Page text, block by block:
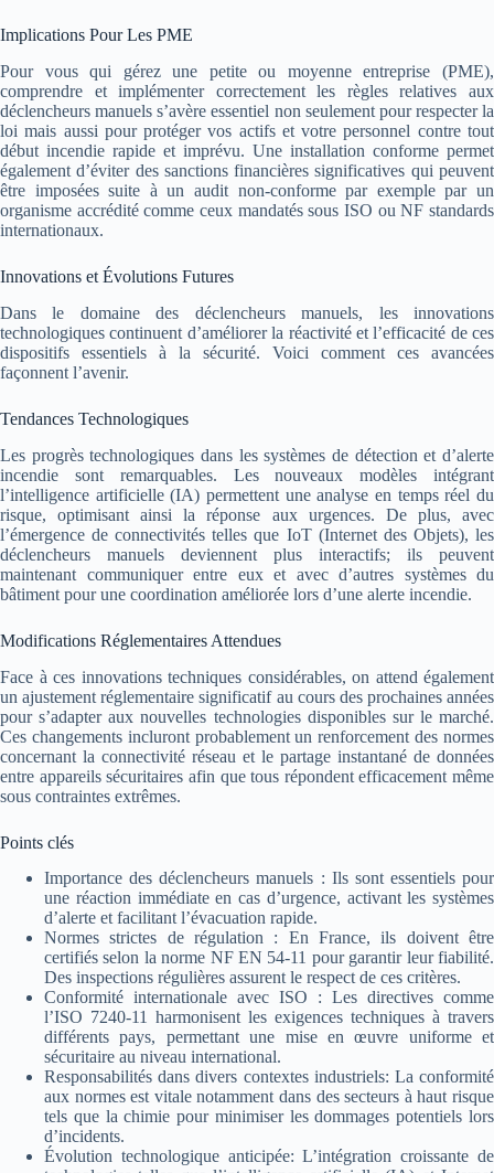
Implications Pour Les PME
Pour vous qui gérez une petite ou moyenne entreprise (PME),
comprendre et implémenter correctement les règles relatives aux
déclencheurs manuels s’avère essentiel non seulement pour respecter la
loi mais aussi pour protéger vos actifs et votre personnel contre tout
début incendie rapide et imprévu. Une installation conforme permet
également d’éviter des sanctions financières significatives qui peuvent
être imposées suite à un audit non-conforme par exemple par un
organisme accrédité comme ceux mandatés sous ISO ou NF standards
internationaux.
Innovations et Évolutions Futures
Dans le domaine des déclencheurs manuels, les innovations
technologiques continuent d’améliorer la réactivité et l’efficacité de ces
dispositifs essentiels à la sécurité. Voici comment ces avancées
façonnent l’avenir.
Tendances Technologiques
Les progrès technologiques dans les systèmes de détection et d’alerte
incendie sont remarquables. Les nouveaux modèles intégrant
l’intelligence artificielle (IA) permettent une analyse en temps réel du
risque, optimisant ainsi la réponse aux urgences. De plus, avec
l’émergence de connectivités telles que IoT (Internet des Objets), les
déclencheurs manuels deviennent plus interactifs; ils peuvent
maintenant communiquer entre eux et avec d’autres systèmes du
bâtiment pour une coordination améliorée lors d’une alerte incendie.
Modifications Réglementaires Attendues
Face à ces innovations techniques considérables, on attend également
un ajustement réglementaire significatif au cours des prochaines années
pour s’adapter aux nouvelles technologies disponibles sur le marché.
Ces changements incluront probablement un renforcement des normes
concernant la connectivité réseau et le partage instantané de données
entre appareils sécuritaires afin que tous répondent efficacement même
sous contraintes extrêmes.
Points clés
Importance des déclencheurs manuels : Ils sont essentiels pour
une réaction immédiate en cas d’urgence, activant les systèmes
d’alerte et facilitant l’évacuation rapide.
Normes strictes de régulation : En France, ils doivent être
certifiés selon la norme NF EN 54-11 pour garantir leur fiabilité.
Des inspections régulières assurent le respect de ces critères.
Conformité internationale avec ISO : Les directives comme
l’ISO 7240-11 harmonisent les exigences techniques à travers
différents pays, permettant une mise en œuvre uniforme et
sécuritaire au niveau international.
Responsabilités dans divers contextes industriels: La conformité
aux normes est vitale notamment dans des secteurs à haut risque
tels que la chimie pour minimiser les dommages potentiels lors
d’incidents.
Évolution technologique anticipée: L’intégration croissante de